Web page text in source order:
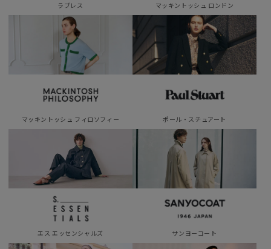
ラブレス マッキントッシュ ロンドン
マッキントッシュ フィロソフィー ポール・スチュアート
エス エッセンシャルズ サンヨーコート